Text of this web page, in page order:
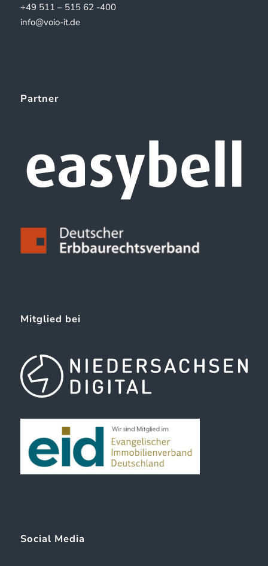
+49 511 – 515 62 -400
info@voio-it.de
Partner
Mitglied bei
Social Media